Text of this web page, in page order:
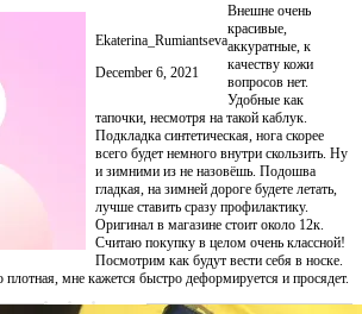
Ekaterina_Rumiantseva
December 6, 2021
Внешне очень
красивые,
аккуратные, к
качеству кожи
вопросов нет.
Удобные как
тапочки, несмотря на такой каблук.
Подкладка синтетическая, нога скорее
всего будет немного внутри скользить. Ну
и зимними из не назовёшь. Подошва
гладкая, на зимней дороге будете летать,
лучше ставить сразу профилактику.
Оригинал в магазине стоит около 12к.
Считаю покупку в целом очень классной!
Посмотрим как будут вести себя в носке.
плотная, мне кажется быстро деформируется и просядет.